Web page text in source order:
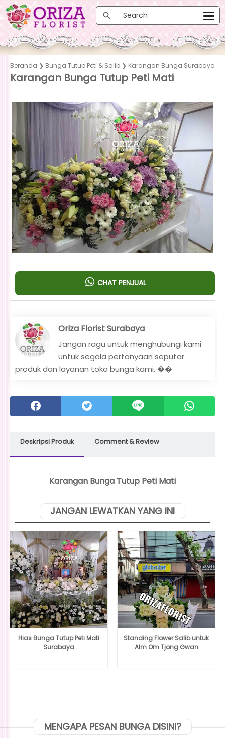
Beranda ❯ Bunga Tutup Peti & Salib ❯ Karangan Bunga Surabaya
Karangan Bunga Tutup Peti Mati
CHAT PENJUAL
Oriza Florist Surabaya
Jangan ragu untuk menghubungi kami
untuk segala pertanyaan seputar
produk dan layanan toko bunga kami. ��
Deskripsi Produk Comment & Review
Karangan Bunga Tutup Peti Mati
JANGAN LEWATKAN YANG INI
Hias Bunga Tutup Peti Mati
Surabaya
Standing Flower Salib untuk
Alm Om Tjong Gwan
MENGAPA PESAN BUNGA DISINI?